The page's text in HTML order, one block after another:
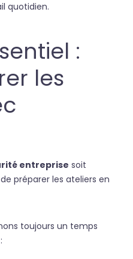
quotidien.
:
les
entreprise soit
préparer les ateliers en
toujours un temps